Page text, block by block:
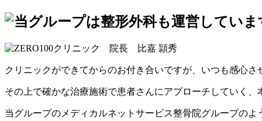
クリニックができてからのお付き合いですが、いつも感心
その上で確かな治療施術で患者さんにアプローチしていく
当グループのメディカルネットサービス整骨院グループの